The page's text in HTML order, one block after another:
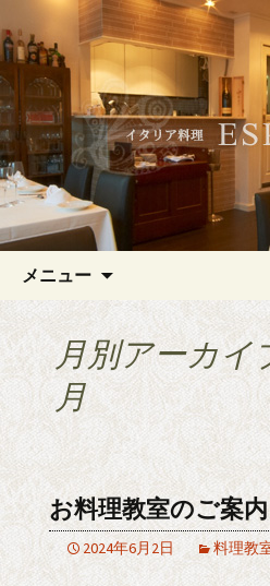
白金・広尾のイ
「ESPRIME（
記念日やデートにお
尾のイタリアン「
メ）」
メニュー
月別アーカイ
月
お料理教室のご案内
2024年6月2日 料理教